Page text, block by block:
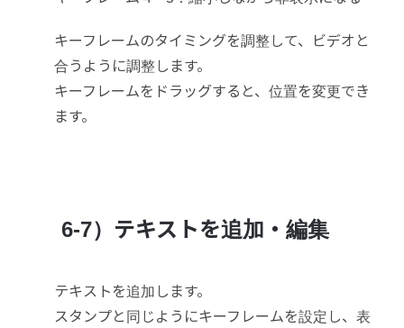
キーフレームのタイミングを調整して、ビデオと
合うように調整します。
キーフレームをドラッグすると、位置を変更でき
ます。
6-7）テキストを追加・編集
テキストを追加します。
スタンプと同じようにキーフレームを設定し、表